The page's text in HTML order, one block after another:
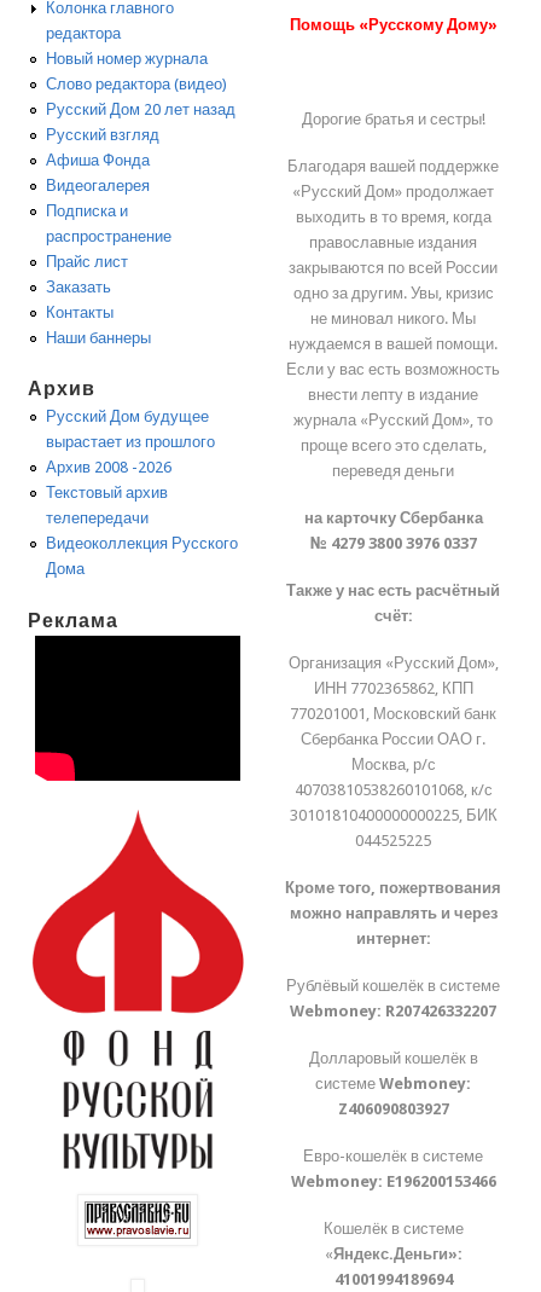
Колонка главного
редактора
Новый номер журнала
Слово редактора (видео)
Русский Дом 20 лет назад
Русский взгляд
Афиша Фонда
Видеогалерея
Подписка и
распространение
Прайс лист
Заказать
Контакты
Наши баннеры
Архив
Русский Дом будущее
вырастает из прошлого
Архив 2008 -2026
Текстовый архив
телепередачи
Видеоколлекция Русского
Дома
Реклама
Помощь «Русскому Дому»
Дорогие братья и сестры!
Благодаря вашей поддержке
«Русский Дом» продолжает
выходить в то время, когда
православные издания
закрываются по всей России
одно за другим. Увы, кризис
не миновал никого. Мы
нуждаемся в вашей помощи.
Если у вас есть возможность
внести лепту в издание
журнала «Русский Дом», то
проще всего это сделать,
переведя деньги
на карточку Сбербанка
№ 4279 3800 3976 0337
Также у нас есть расчётный
счёт:
Организация «Русский Дом»,
ИНН 7702365862, КПП
770201001, Московский банк
Сбербанка России ОАО г.
Москва, р/с
40703810538260101068, к/с
30101810400000000225, БИК
044525225
Кроме того, пожертвования
можно направлять и через
интернет:
Рублёвый кошелёк в системе
Webmoney: R207426332207
Долларовый кошелёк в
системеWebmoney:
Z406090803927
Евро-кошелёк в системе
Webmoney: E196200153466
Кошелёк в системе
«Яндекс.Деньги»:
41001994189694